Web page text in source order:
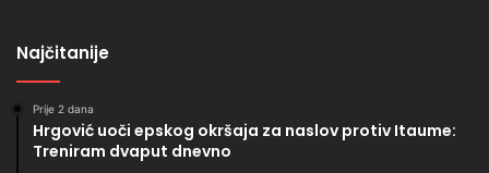
Najčitanije
Prije 2 dana
Hrgović uoči epskog okršaja za naslov protiv Itaume:
Treniram dvaput dnevno